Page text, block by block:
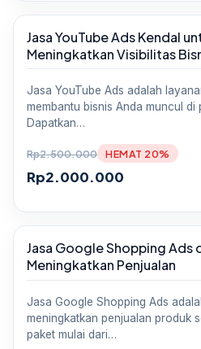
Sale
Jasa YouTube Ads Kendal
Meningkatkan Visibilitas
Jasa YouTube Ads adalah
membantu bisnis Anda muncul di
Dapatkan…
Rp2.500.000
Rp2.000.000
HEMAT 20%
Sale
Jasa Google Shopping Ads
Meningkatkan Penjualan
Jasa Google Shopping Ads
meningkatkan penjualan produk
paket mulai dari…